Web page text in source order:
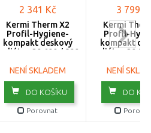
2 341 Kč
Kermi Therm X2
Profil-Hygiene-
kompakt deskový
radiátor 20 600 / 800
NENÍ SKLADEM
DO KOŠÍKU
Porovnat
3 799
Kermi
Profil-
kompakt
radiátor 20
NENÍ
DO